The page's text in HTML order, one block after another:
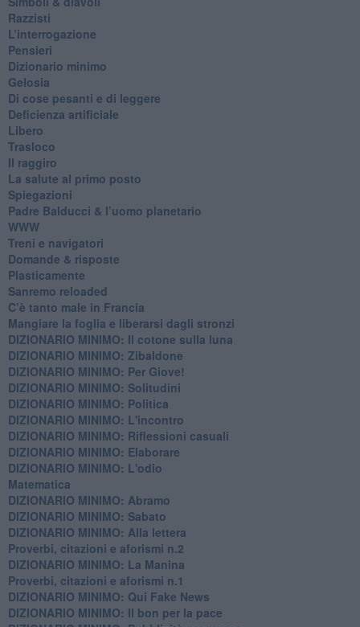
Razzisti
​L’interrogazione
Pensieri
​Dizionario minimo
Gelosia
Di cose pesanti e di leggere
​Deficienza artificiale
Libero
Trasloco
Il raggiro
​La salute al primo posto
Spiegazioni
Padre Balducci & l’uomo planetario
WWW
​Treni e navigatori
​Domande & risposte
​Plasticamente
Sanremo reloaded
C’è tanto male in Francia
​Mangiare la foglia e liberarsi dagli stronzi
DIZIONARIO MINIMO: Il cotone sulla luna
DIZIONARIO MINIMO: Zibaldone
DIZIONARIO MINIMO: Per Giove!
DIZIONARIO MINIMO: Solitudini
DIZIONARIO MINIMO: Politica
DIZIONARIO MINIMO: L'incontro
DIZIONARIO MINIMO: Riflessioni casuali
DIZIONARIO MINIMO: Elaborare
DIZIONARIO MINIMO: L'odio
​Matematica
DIZIONARIO MINIMO: Abramo
DIZIONARIO MINIMO: Sabato
​DIZIONARIO MINIMO: Alla lettera
Proverbi, citazioni e aforismi n.2
DIZIONARIO MINIMO: La Manina
​Proverbi, citazioni e aforismi n.1
DIZIONARIO MINIMO: Qui Fake News
DIZIONARIO MINIMO: ​Il bon per la pace